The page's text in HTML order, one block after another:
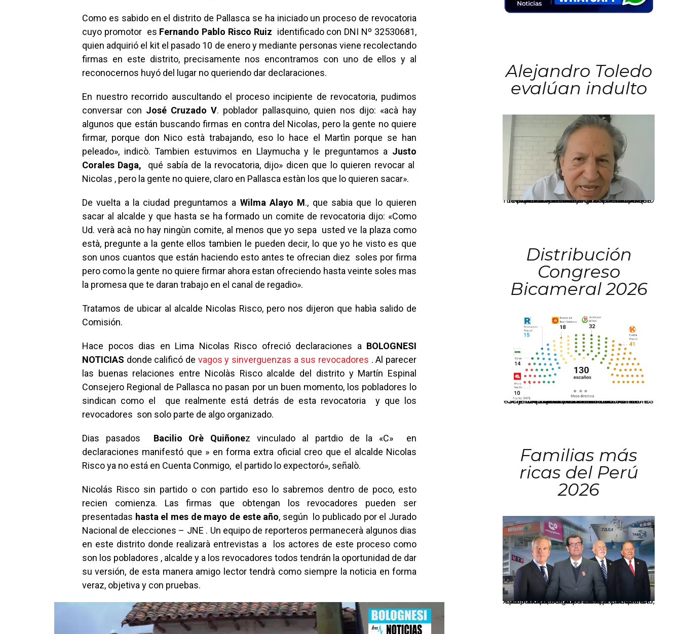
Como es sabido en el distrito de Pallasca se ha iniciado un proceso de revocatoria
cuyo promotor es Fernando Pablo Risco Ruiz identificado con DNI Nº 32530681,
quien adquirió el kit el pasado 10 de enero y mediante personas viene recolectando
firmas en este distrito, precisamente nos encontramos con uno de ellos y al
reconocernos huyó del lugar no queriendo dar declaraciones.
En nuestro recorrido auscultando el proceso incipiente de revocatoria, pudimos
conversar con José Cruzado V. poblador pallasquino, quien nos dijo: «acà hay
algunos que están buscando firmas en contra del Nicolas, pero la gente no quiere
firmar, porque don Nico està trabajando, eso lo hace el Martìn porque se han
peleado», indicò. Tambien estuvimos en Llaymucha y le preguntamos a Justo
Corales Daga, qué sabía de la revocatoria, dijo» dicen que lo quieren revocar al
Nicolas , pero la gente no quiere, claro en Pallasca estàn los que lo quieren sacar».
De vuelta a la ciudad preguntamos a Wilma Alayo M., que sabia que lo quieren
sacar al alcalde y que hasta se ha formado un comite de revocatoria dijo: «Como
Ud. verà acà no hay ningùn comite, al menos que yo sepa usted ve la plaza como
està, pregunte a la gente ellos tambien le pueden decir, lo que yo he visto es que
son unos cuantos que están haciendo esto antes te ofrecian diez soles por firma
pero como la gente no quiere firmar ahora estan ofreciendo hasta veinte soles mas
la promesa que te daran trabajo en el canal de regadio».
Tratamos de ubicar al alcalde Nicolas Risco, pero nos dijeron que habìa salido de
Comisión.
Hace pocos dias en Lima Nicolas Risco ofreció declaraciones a BOLOGNESI
NOTICIAS donde calificó de vagos y sinverguenzas a sus revocadores . Al parecer
las buenas relaciones entre Nicolàs Risco alcalde del distrito y Martín Espinal
Consejero Regional de Pallasca no pasan por un buen momento, los pobladores lo
sindican como el que realmente está detrás de esta revocatoria y que los
revocadores son solo parte de algo organizado.
Dias pasados Bacilio Orè Quiñonez vinculado al partdio de la «C» en
declaraciones manifestó que » en forma extra oficial creo que el alcalde Nicolas
Risco ya no está en Cuenta Conmigo, el partido lo expectoró», señalò.
Nicolás Risco sin partido o con partido eso lo sabremos dentro de poco, esto
recien comienza. Las firmas que obtengan los revocadores pueden ser
presentadas hasta el mes de mayo de este año, según lo publicado por el Jurado
Nacional de elecciones – JNE . Un equipo de reporteros permanecerà algunos dias
en este distrito donde realizarà entrevistas a los actores de este proceso como
son los pobladores , alcalde y a los revocadores todos tendrán la oportunidad de dar
su versión, de esta manera amigo lector tendrà como siempre la noticia en forma
veraz, objetiva y con pruebas.
Alejandro Toledo
evalúan indulto
La presidenta Keiko Fujimori informó que la solicitud de indulto presentada por el expresidente Alejandro Toledo será evaluada por la Comisión de Gracias Presidenciales conforme al procedimiento establecido.
Distribución
Congreso
Bicameral 2026
El JNE oficializó la distribución de escaños para la elección de 60 senadores y 130 diputados en las Elecciones Generales 2026, tras el restablecimiento de la Bicameralidad.
Familias más
ricas del Perú
2026
Los principales grupos empresariales del país mantienen una fuerte presencia en Áncash mediante inversiones en comercio, educación, salud e industria pesquera.